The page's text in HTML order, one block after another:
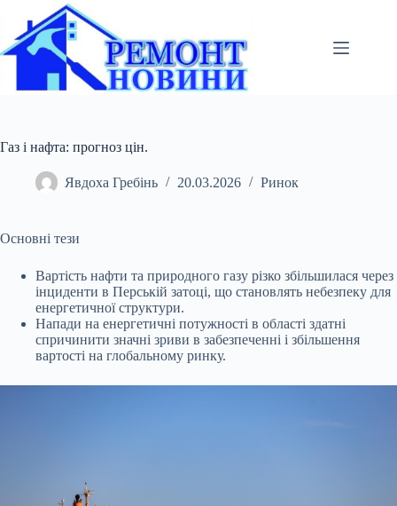
вмісту
Газ і нафта: прогноз цін.
Явдоха Гребінь 20.03.2026 Ринок
Основні тези
Вартість нафти та природного газу різко збільшилася через
інциденти в Перській затоці, що становлять небезпеку для
енергетичної структури.
Напади на енергетичні потужності в області здатні
спричинити значні зриви в забезпеченні і збільшення
вартості на глобальному ринку.